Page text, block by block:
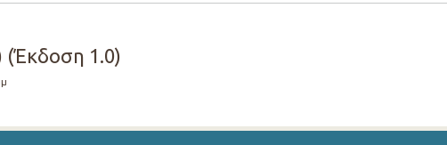
(Έκδοση 1.0)